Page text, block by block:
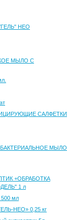
НЕО
МЫЛО С
САЛФЕТКИ
МЫЛО
+ОБРАБОТКА
1 л
500 мл
НЕО» 0,25 кг